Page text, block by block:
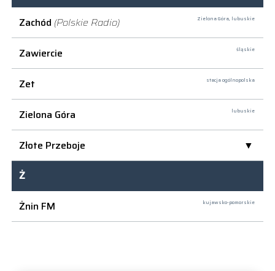
Zachód (Polskie Radio) Zielona Góra, lubuskie
Zawiercie śląskie
Zet stacja ogólnopolska
Zielona Góra lubuskie
Złote Przeboje
Ż
Żnin FM
kujawsko-pomorskie